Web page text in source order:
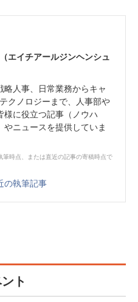
エイチアールジンヘンシュ
略人事、日常業務からキャ
クノロジーまで、人事部や
様に役立つ記事（ノウハ
やニュースを提供していま
筆時点、または直近の記事の寄稿時点で
の執筆記事
ト